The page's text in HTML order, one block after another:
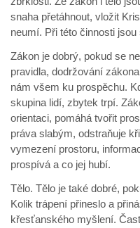
snaha přetáhnout, vložit
neumí. Při této činnosti jsou
Zákon je dobrý, pokud se
pravidla, dodržování
nám všem ku prospěchu.
skupina lidí, zbytek trpí.
orientaci, pomáhá tvořit
práva slabým, odstraňuje
vymezení prostoru,
prospívá a co jej hubí.
Tělo. Tělo je také dobré,
Kolik trápení přineslo a
křesťanského myšlení.